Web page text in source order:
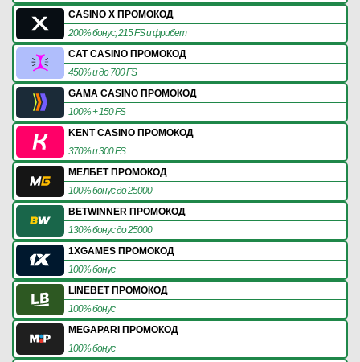
CASINO X ПРОМОКОД
200% бонус, 215 FS и фрибет
CAT CASINO ПРОМОКОД
450% и до 700 FS
GAMA CASINO ПРОМОКОД
100% + 150 FS
KENT CASINO ПРОМОКОД
370% и 300 FS
МЕЛБЕТ ПРОМОКОД
100% бонус до 25000
BETWINNER ПРОМОКОД
130% бонус до 25000
1XGAMES ПРОМОКОД
100% бонус
LINEBET ПРОМОКОД
100% бонус
MEGAPARI ПРОМОКОД
100% бонус